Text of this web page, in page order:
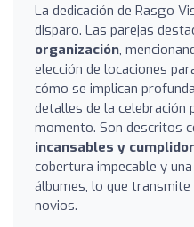
La dedicación de Rasgo
disparo. Las parejas
organización,
elección de locaciones
cómo se implican
detalles de la celebración
momento. Son descritos
incansables y
cobertura impecable y
álbumes, lo que
novios.